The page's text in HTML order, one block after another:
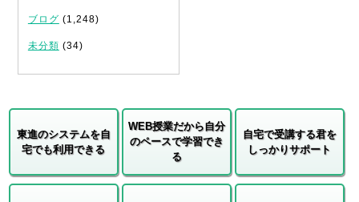
ブログ (1,248)
未分類 (34)
東進のシステムを自
宅でも利用できる
WEB授業だから自分
のペースで学習でき
る
自宅で受講する君を
しっかりサポート